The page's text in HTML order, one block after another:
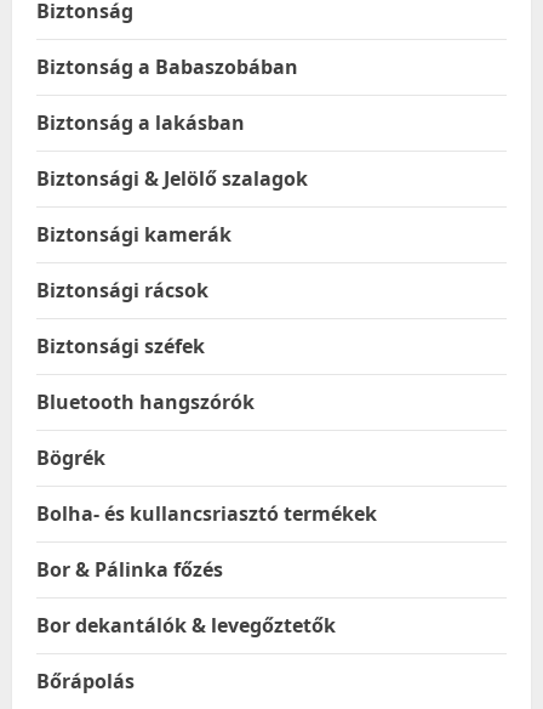
Biztonság
Biztonság a Babaszobában
Biztonság a lakásban
Biztonsági & Jelölő szalagok
Biztonsági kamerák
Biztonsági rácsok
Biztonsági széfek
Bluetooth hangszórók
Bögrék
Bolha- és kullancsriasztó termékek
Bor & Pálinka főzés
Bor dekantálók & levegőztetők
Bőrápolás